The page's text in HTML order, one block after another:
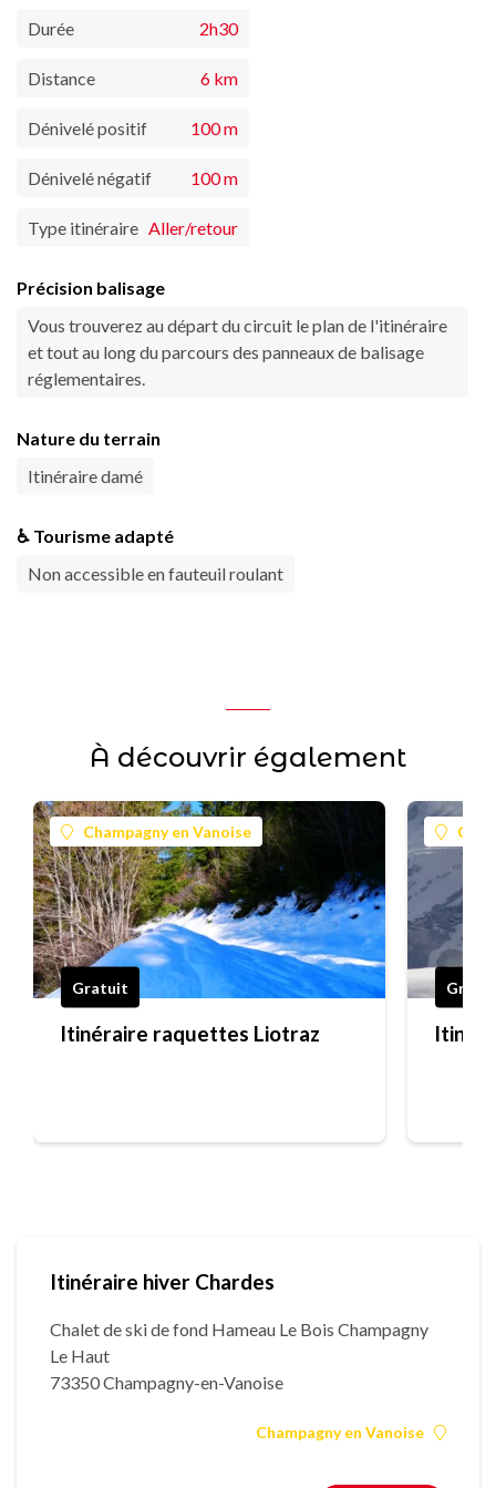
Durée 2h30
Distance 6 km
Dénivelé positif 100 m
Dénivelé négatif 100 m
Type itinéraire Aller/retour
Précision balisage
Vous trouverez au départ du circuit le plan de l'itinéraire
et tout au long du parcours des panneaux de balisage
réglementaires.
Nature du terrain
Itinéraire damé
♿ Tourisme adapté
Non accessible en fauteuil roulant
À découvrir également
Champagny en Vanoise
Gratuit
Itinéraire raquettes Liotraz
Itinéraire hiver Chardes
Chalet de ski de fond Hameau Le Bois Champagny
Le Haut
73350 Champagny-en-Vanoise
Champagny en Vanoise